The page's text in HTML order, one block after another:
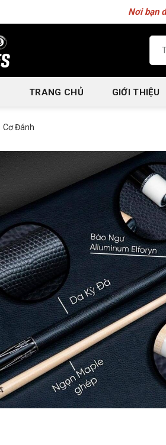
Nơi bạn
Tìm
kiếm:
TRANG CHỦ GIỚI THIỆU
Cơ Đánh